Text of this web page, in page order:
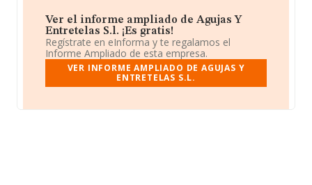
Ver el informe ampliado de Agujas Y
Entretelas S.l. ¡Es gratis!
Regístrate en eInforma y te regalamos el
Informe Ampliado de esta empresa.
VER INFORME AMPLIADO DE AGUJAS Y
ENTRETELAS S.L.